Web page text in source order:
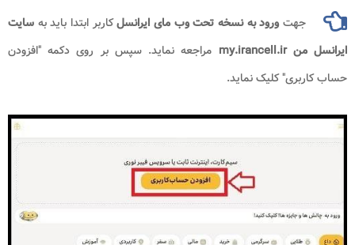
جهت ورود به نسخه تحت وب مای ایرانسلکاربر ابتدا باید به سایت
ایرانسل من my.irancell.ir
مراجعه نماید. سپس بر روی دکمه "افزودن
حساب کاربری" کلیک نماید.